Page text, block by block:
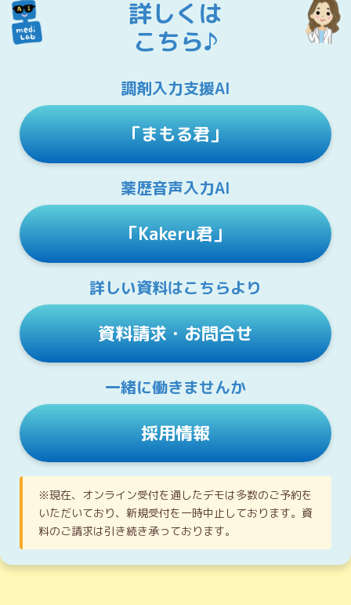
詳しくは
こちら♪
調剤入力支援AI
「まもる君」
薬歴音声入力AI
「Kakeru君」
詳しい資料はこちらより
資料請求・お問合せ
一緒に働きませんか
採用情報
※現在、オンライン受付を通したデモは多数のご予約を
いただいており、新規受付を一時中止しております。資
料のご請求は引き続き承っております。